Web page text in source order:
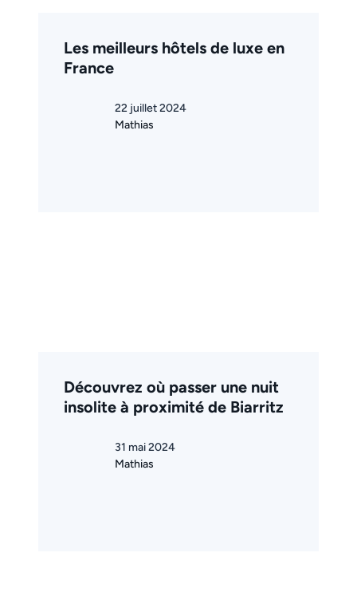
Les meilleurs hôtels de luxe en
France
22 juillet 2024
Mathias
Découvrez où passer une nuit
insolite à proximité de Biarritz
31 mai 2024
Mathias